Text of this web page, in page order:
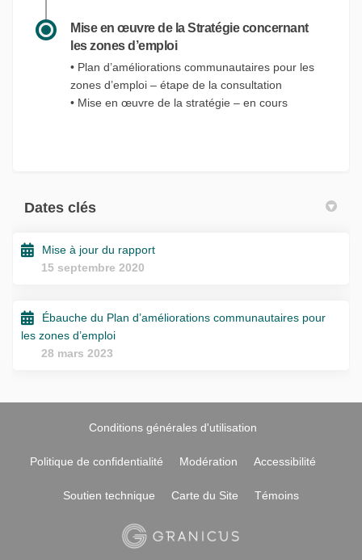
Mise en œuvre de la Stratégie concernant
les zones d’emploi
• Plan d’améliorations communautaires pour les
zones d’emploi – étape de la consultation
• Mise en œuvre de la stratégie – en cours
Dates clés
Mise à jour du rapport
15 septembre 2020
Ébauche du Plan d’améliorations communautaires pour
les zones d’emploi
28 mars 2023
Conditions générales d'utilisation
Politique de confidentialité Modération Accessibilité
Soutien technique Carte du Site Témoins